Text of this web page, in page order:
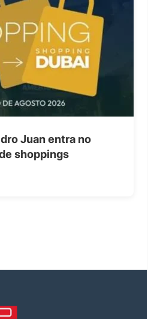
Juan entra no
shoppings